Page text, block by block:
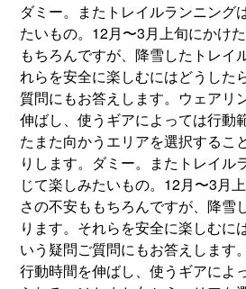
ダミー。またトレイルランニング
たいもの。12月〜3月上旬にかけ
もちろんですが、降雪したトレイ
れらを安全に楽しむにはどうした
質問にもお答えします。ウェアリ
伸ばし、使うギアによっては行動
たまた向かうエリアを選択するこ
りします。ダミー。またトレイル
じて楽しみたいもの。12月〜3月
さの不安ももちろんですが、降雪
ります。それらを安全に楽しむに
いう疑問ご質問にもお答えします
行動時間を伸ばし、使うギアによ